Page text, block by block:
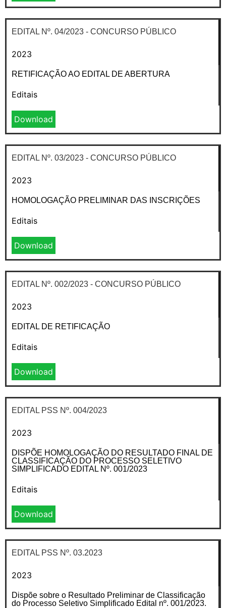
EDITAL Nº. 04/2023 - CONCURSO PÚBLICO
2023
RETIFICAÇÃO AO EDITAL DE ABERTURA
Editais
Download
EDITAL Nº. 03/2023 - CONCURSO PÚBLICO
2023
HOMOLOGAÇÃO PRELIMINAR DAS INSCRIÇÕES
Editais
Download
EDITAL Nº. 002/2023 - CONCURSO PÚBLICO
2023
EDITAL DE RETIFICAÇÃO
Editais
Download
EDITAL PSS Nº. 004/2023
2023
DISPÕE HOMOLOGAÇÃO DO RESULTADO FINAL DE
CLASSIFICAÇÃO DO PROCESSO SELETIVO
SIMPLIFICADO EDITAL Nº. 001/2023
Editais
Download
EDITAL PSS Nº. 03.2023
2023
Dispõe sobre o Resultado Preliminar de Classificação
do Processo Seletivo Simplificado Edital nº. 001/2023.